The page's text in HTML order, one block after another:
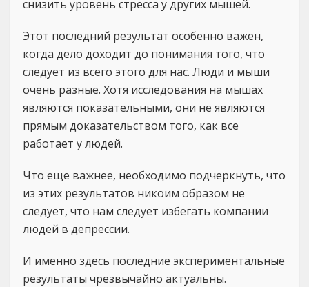
снизить уровень стресса у других мышей.
Этот последний результат особенно важен,
когда дело доходит до понимания того, что
следует из всего этого для нас. Люди и мыши
очень разные. Хотя исследования на мышах
являются показательными, они не являются
прямым доказательством того, как все
работает у людей.
Что еще важнее, необходимо подчеркнуть, что
из этих результатов никоим образом не
следует, что нам следует избегать компании
людей в депрессии.
И именно здесь последние экспериментальные
результаты чрезвычайно актуальны.